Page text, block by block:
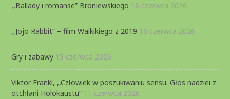
,,Ballady i romanse” Broniewskiego 16 czerwca 2026
,,Jojo Rabbit” – film Waikikiego z 2019 16 czerwca 2026
Gry i zabawy 15 czerwca 2026
Viktor Frankl, ,,Człowiek w poszukiwaniu sensu. Głos nadziei z
otchłani Holokaustu” 11 czerwca 2026